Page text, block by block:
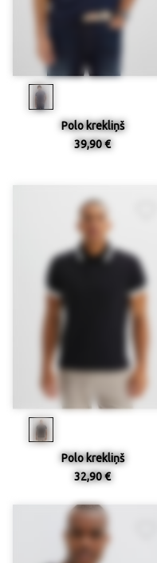
Polo krekliņš
39,90 €
Polo krekliņš
32,90 €